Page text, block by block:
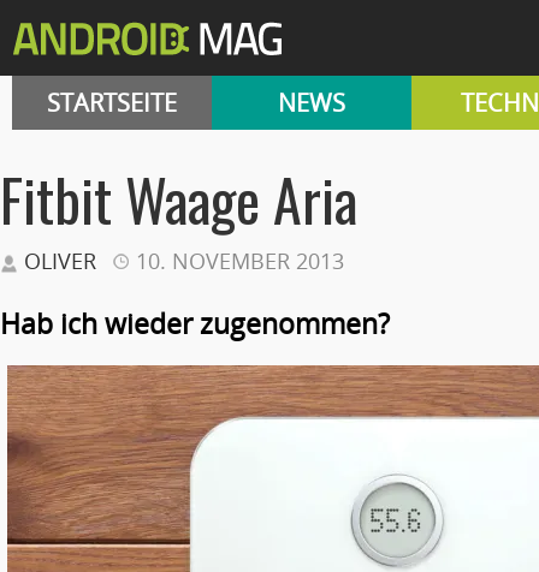
STARTSEITE NEWS
Fitbit Waage Aria
OLIVER 10. NOVEMBER 2013
Hab ich wieder zugenommen?